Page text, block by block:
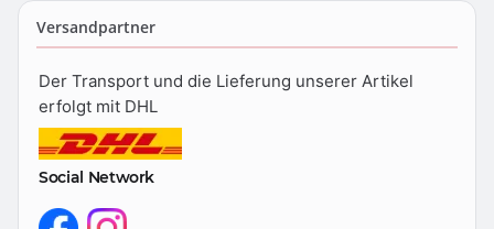
Versandpartner
Der Transport und die Lieferung unserer Artikel
erfolgt mit DHL
Social Network